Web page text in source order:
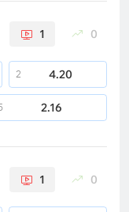
1 0
2 4.20
2.16
1 0